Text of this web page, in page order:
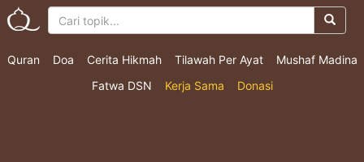
Quran Doa Cerita Hikmah Tilawah Per Ayat
Mushaf Madina
Fatwa DSN
Kerja Sama Donasi